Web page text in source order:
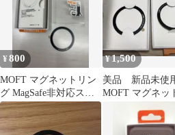
¥800
MOFT マグネットリン
グ MagSafe非対応スマ
ホ用
¥1,500
美品 新品未使
MOFT マグネッ